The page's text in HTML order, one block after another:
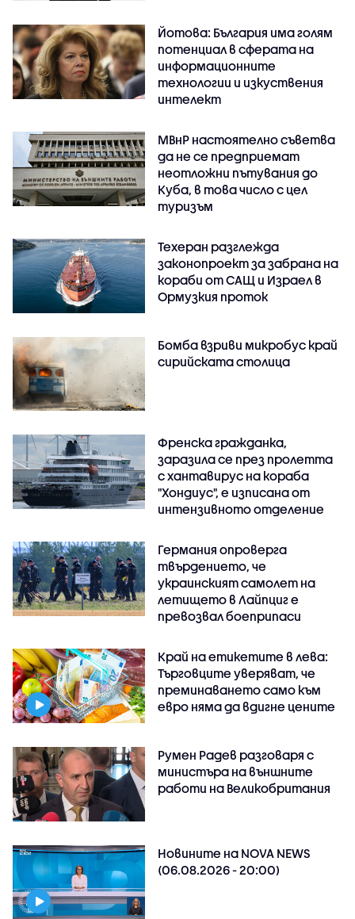
Йотова: България има голям
потенциал в сферата на
информационните
технологии и изкуствения
интелект
МВнР настоятелно съветва
да не се предприемат
неотложни пътувания до
Куба, в това число с цел
туризъм
Техеран разглежда
законопроект за забрана на
кораби от САЩ и Израел в
Ормузкия проток
Бомба взриви микробус край
сирийската столица
Френска гражданка,
заразила се през пролетта
с хантавирус на кораба
"Хондиус", е изписана от
интензивното отделение
Германия опроверга
твърдението, че
украинският самолет на
летището в Лайпциг е
превозвал боеприпаси
Край на етикетите в лева:
Търговците уверяват, че
преминаването само към
евро няма да вдигне цените
Румен Радев разговаря с
министъра на външните
работи на Великобритания
Новините на NOVA NEWS
(06.08.2026 - 20:00)